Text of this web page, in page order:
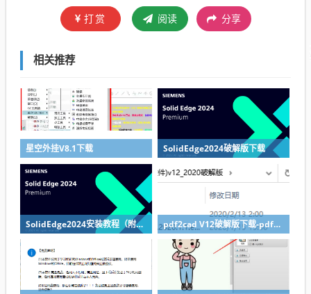
打赏 阅读 分享
相关推荐
星空外挂V8.1下载 SolidEdge2024破解版下载
SolidEdge2024安装教程（附下载地址） pdf2cad V12破解版下载-pdf转cad图纸软件推荐